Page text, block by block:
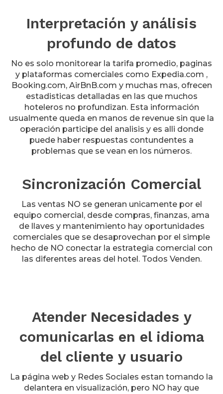
Interpretación y análisis
profundo de datos
No es solo monitorear la tarifa promedio, paginas
y plataformas comerciales como Expedia.com ,
Booking.com, AirBnB.com y muchas mas, ofrecen
estadisticas detalladas en las que muchos
hoteleros no profundizan. Esta información
usualmente queda en manos de revenue sin que la
operación participe del analisis y es alli donde
puede haber respuestas contundentes a
problemas que se vean en los números.
Sincronización Comercial
Las ventas NO se generan unicamente por el
equipo comercial, desde compras, finanzas, ama
de llaves y mantenimiento hay oportunidades
comerciales que se desaprovechan por el simple
hecho de NO conectar la estrategia comercial con
las diferentes areas del hotel. Todos Venden.
Atender Necesidades y
comunicarlas en el idioma
del cliente y usuario
La página web y Redes Sociales estan tomando la
delantera en visualización, pero NO hay que